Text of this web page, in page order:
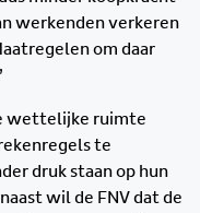
werkenden verkeren
om daar
wettelijke ruimte
te
druk staan op hun
wil de FNV dat de